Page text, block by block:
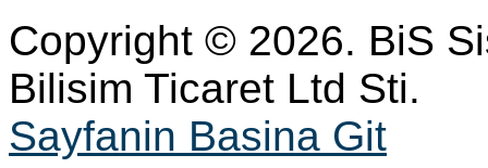
Copyright © 2026. BiS
Bilisim Ticaret Ltd Sti.
Sayfanin Basina Git